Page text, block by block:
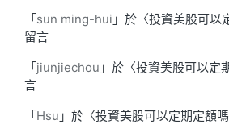
「sun ming-hui 」於〈投資美股可以
留言
「jiunjiechou 」於〈投資美股可以定
言
「Hsu 」於〈投資美股可以定期定額嗎